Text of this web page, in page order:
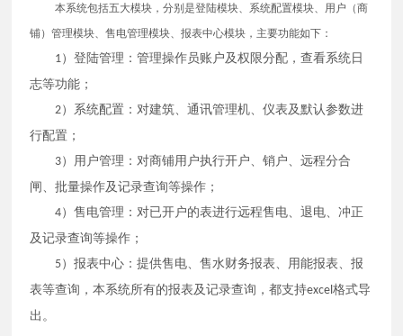
本系统包括五大模块，分别是登陆模块、系统配置模块、用户（商
铺）管理模块、售电管理模块、报表中心模块，主要功能如下：
1）登陆管理：管理操作员账户及权限分配，查看系统日
志等功能；
2）系统配置：对建筑、通讯管理机、仪表及默认参数进
行配置；
3）用户管理：对商铺用户执行开户、销户、远程分合
闸、批量操作及记录查询等操作；
4）售电管理：对已开户的表进行远程售电、退电、冲正
及记录查询等操作；
5）报表中心：提供售电、售水财务报表、用能报表、报
表等查询，本系统所有的报表及记录查询，都支持excel格式导
出。